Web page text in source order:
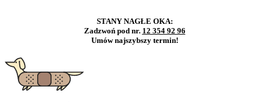
STANY NAGŁE OKA:
Zadzwoń pod nr. 12 354 92 96
Umów najszybszy termin!